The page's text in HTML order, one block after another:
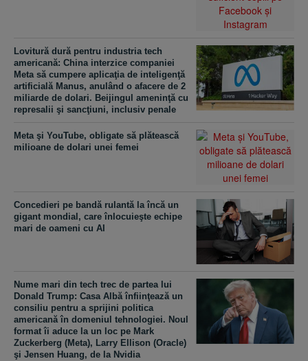
Lovitură dură pentru industria tech
americană: China interzice companiei
Meta să cumpere aplicaţia de inteligenţă
artificială Manus, anulând o afacere de 2
miliarde de dolari. Beijingul ameninţă cu
represalii şi sancţiuni, inclusiv penale
Meta şi YouTube, obligate să plătească
milioane de dolari unei femei
Concedieri pe bandă rulantă la încă un
gigant mondial, care înlocuieşte echipe
mari de oameni cu AI
Nume mari din tech trec de partea lui
Donald Trump: Casa Albă înfiinţează un
consiliu pentru a sprijini politica
americană în domeniul tehnologiei. Noul
format îi aduce la un loc pe Mark
Zuckerberg (Meta), Larry Ellison (Oracle)
şi Jensen Huang, de la Nvidia